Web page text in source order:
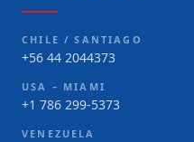
CHILE / SANTIAGO
+56 44 2044373
USA – MIAMI
+1 786 299-5373
VENEZUELA